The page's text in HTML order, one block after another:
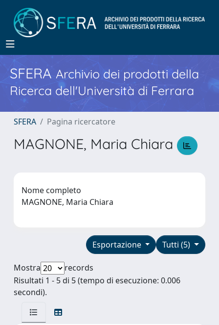
SFERA Archivio dei prodotti della
Ricerca dell'Università di Ferrara
SFERA Pagina ricercatore
MAGNONE, Maria Chiara
Nome completo
MAGNONE, Maria Chiara
Tutti (5)
Esportazione
Mostra
records
Risultati 1 - 5 di 5 (tempo di esecuzione: 0.006
secondi).